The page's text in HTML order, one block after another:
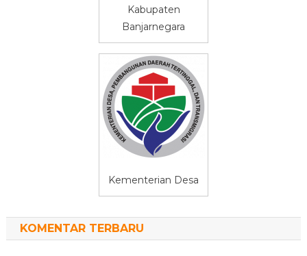
Kabupaten
Banjarnegara
Kementerian Desa
KOMENTAR TERBARU